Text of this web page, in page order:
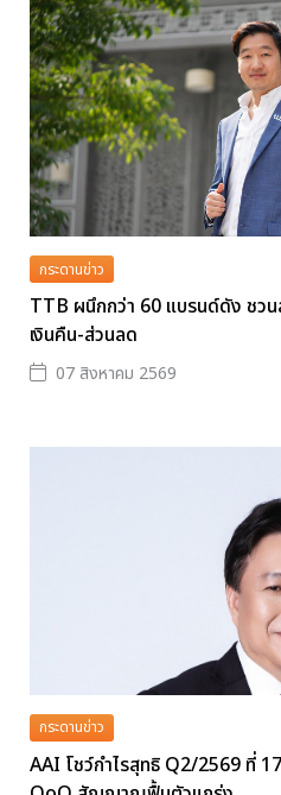
กระดานข่าว
TTB ผนึกกว่า 60 แบรนด์ดัง ชว
เงินคืน-ส่วนลด
07 สิงหาคม 2569
กระดานข่าว
AAI โชว์กำไรสุทธิ Q2/2569 ที่